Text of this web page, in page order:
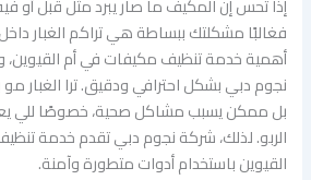
إذا تحس إن المكيف ما صار يبرد مثل قبل أو
فغالبًا مشكلتك ببساطة هي تراكم الغبار
أهمية خدمة تنظيف مكيفات في أم القيوين،
نجوم دبي بشكل احترافي ودقيق. ترا الغبار
بل ممكن يسبب مشاكل صحية، خصوصًا للي
الربو. لذلك، شركة نجوم دبي تقدم خدمة
القيوين باستخدام أدوات متطورة وآمنة.